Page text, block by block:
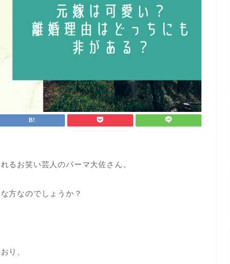
るお笑い芸人のパーマ大佐さん。
方なのでしょうか？
り、